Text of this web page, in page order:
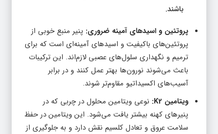
باشند.
پروتئین و اسیدهای آمینه ضروری: پنیر منبع خوبی از
پروتئین‌های باکیفیت و اسیدهای آمینه‌ای است که برای
ترمیم و نگهداری سلول‌های عصبی لازم‌اند. این ترکیبات
باعث می‌شوند نورون‌ها بهتر عمل کنند و در برابر
آسیب‌های اکسیداتیو مقاوم‌تر شوند.
ویتامین K2:
نوعی ویتامین محلول در چربی که در
پنیرهای کهنه بیشتر یافت می‌شود. این ویتامین در حفظ
سلامت عروق و تعادل کلسیم نقش دارد و به جلوگیری از